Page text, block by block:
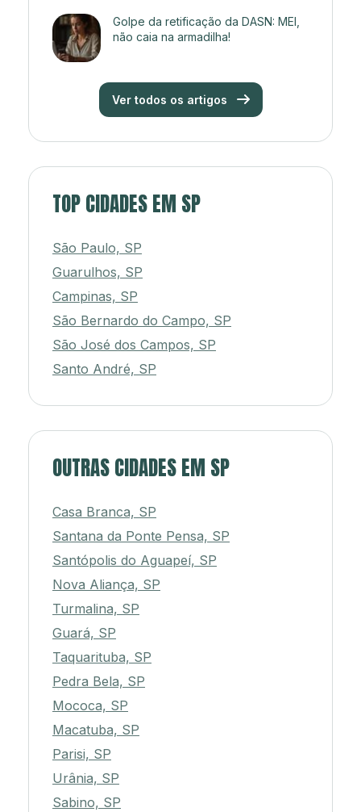
Golpe da retificação da DASN: MEI,
não caia na armadilha!
Ver todos os artigos
TOP CIDADES EM SP
São Paulo, SP
Guarulhos, SP
Campinas, SP
São Bernardo do Campo, SP
São José dos Campos, SP
Santo André, SP
OUTRAS CIDADES EM SP
Casa Branca, SP
Santana da Ponte Pensa, SP
Santópolis do Aguapeí, SP
Nova Aliança, SP
Turmalina, SP
Guará, SP
Taquarituba, SP
Pedra Bela, SP
Mococa, SP
Macatuba, SP
Parisi, SP
Urânia, SP
Sabino, SP